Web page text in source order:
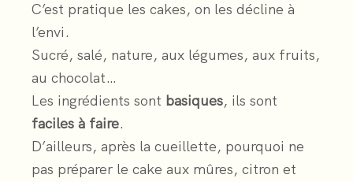
C’est pratique les cakes, on les décline à
l’envi.
Sucré, salé, nature, aux légumes, aux fruits,
au chocolat…
Les ingrédients sont basiques, ils sont
faciles à faire.
D’ailleurs, après la cueillette, pourquoi ne
pas préparer le cake aux mûres, citron et